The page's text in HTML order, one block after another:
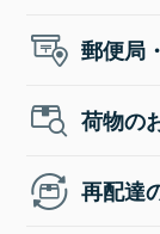
郵便局
荷物の
再配達